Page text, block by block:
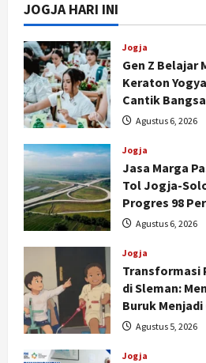
JOGJA HARI INI
Jogja
Gen Z Belajar
Keraton
Cantik
Agustus 6, 2026
Jogja
Jasa Marga
Tol Jogja-
Progres 98
Agustus 6, 2026
Jogja
Transformasi
di Sleman:
Buruk Menjadi
Agustus 5, 2026
Jogja